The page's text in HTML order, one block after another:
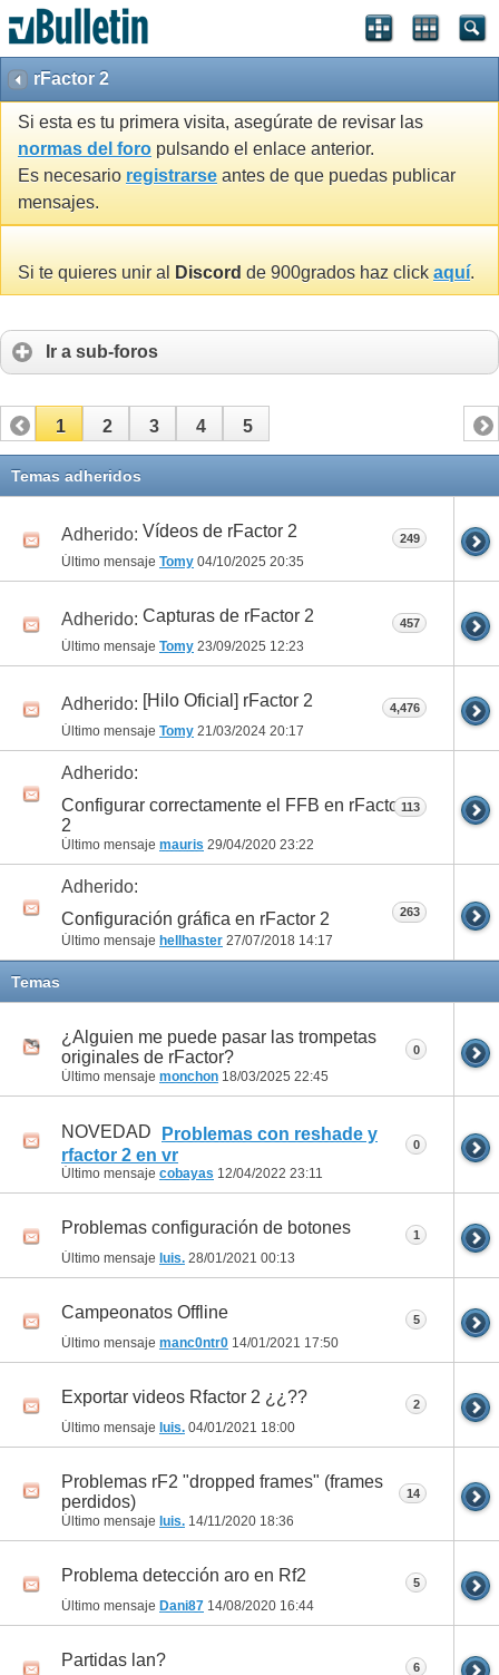
rFactor 2
Si esta es tu primera visita, asegúrate de revisar las
normas del foro pulsando el enlace anterior.
Es necesario registrarse antes de que puedas publicar
mensajes.
Si te quieres unir al Discord de 900grados haz click aquí.
Ir a sub-foros
1 2 3 4 5
Temas adheridos
Adherido: Vídeos de rFactor 2
Último mensaje Tomy 04/10/2025 20:35
249
Adherido: Capturas de rFactor 2
Último mensaje Tomy 23/09/2025 12:23
457
Adherido: [Hilo Oficial] rFactor 2
Último mensaje Tomy 21/03/2024 20:17
4,476
Adherido:
Configurar correctamente el FFB en rFactor
2
Último mensaje mauris 29/04/2020 23:22
113
Adherido:
Configuración gráfica en rFactor 2
Último mensaje hellhaster 27/07/2018 14:17
263
Temas
¿Alguien me puede pasar las trompetas
originales de rFactor?
Último mensaje monchon 18/03/2025 22:45
0
NOVEDAD
Problemas con reshade y
rfactor 2 en vr
Último mensaje cobayas 12/04/2022 23:11
0
Problemas configuración de botones
Último mensaje luis. 28/01/2021 00:13
1
Campeonatos Offline
Último mensaje manc0ntr0 14/01/2021 17:50
5
Exportar videos Rfactor 2 ¿¿??
Último mensaje luis. 04/01/2021 18:00
2
Problemas rF2 "dropped frames" (frames
perdidos)
Último mensaje luis. 14/11/2020 18:36
14
Problema detección aro en Rf2
Último mensaje Dani87 14/08/2020 16:44
5
Partidas lan? 6